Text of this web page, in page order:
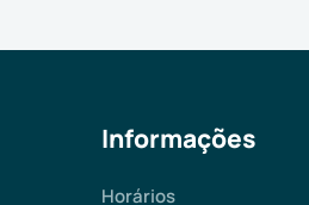
Informações
Horários